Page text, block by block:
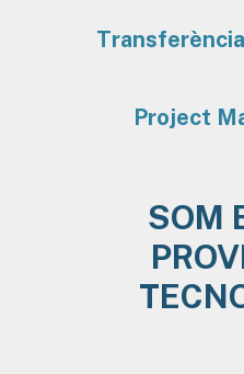
Project
SOM